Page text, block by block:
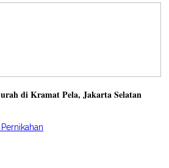
di Kramat Pela, Jakarta Selatan